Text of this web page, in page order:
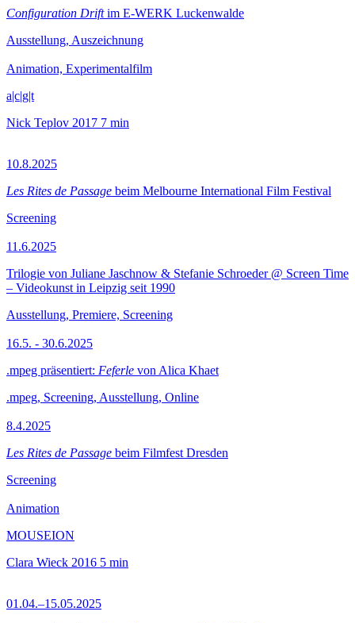
Configuration Driftim E-WERK Luckenwalde
Ausstellung, Auszeichnung
Animation, Experimentalfilm
a|c|g|t
Nick Teplov 2017 7 min
10.8.2025
Les Rites de Passage beim Melbourne International Film Festival
Screening
11.6.2025
Trilogie von Juliane Jaschnow & Stefanie Schroeder @ Screen Time
– Videokunst in Leipzig seit 1990
Ausstellung, Premiere, Screening
16.5. - 30.6.2025
.mpeg präsentiert: Feferle von Alica Khaet
.mpeg, Screening, Ausstellung, Online
8.4.2025
Les Rites de Passage beim Filmfest Dresden
Screening
Animation
MOUSEION
Clara Wieck 2016 5 min
01.04.–15.05.2025